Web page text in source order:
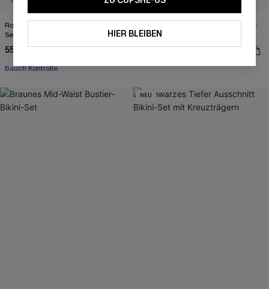
Rotes High-Waist Bauchweg-Bikini-
Set
55,00 €
Bauch Kontrolle
Braunes Neckholder-Triangel-Bikini-
Set
40,00 €
NEU
HIER BLEIBEN